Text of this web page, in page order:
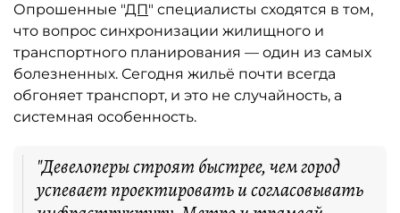
Опрошенные "ДП" специалисты сходятся в том,
что вопрос синхронизации жилищного и
транспортного планирования — один из самых
болезненных. Сегодня жильё почти всегда
обгоняет транспорт, и это не случайность, а
системная особенность.
"Девелоперы строят быстрее, чем город
успевает проектировать и согласовывать